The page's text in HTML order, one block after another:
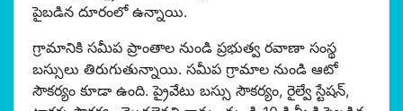
పైబడిన దూరంలో ఉన్నాయి.
గ్రామానికి సమీప ప్రాంతాల నుండి ప్రభుత్వ రవాణా సంస్థ
బస్సులు తిరుగుతున్నాయి. సమీప గ్రామాల నుండి ఆటో
సౌకర్యం కూడా ఉంది. ప్రైవేటు బస్సు సౌకర్యం, రైల్వే స్టేషన్,